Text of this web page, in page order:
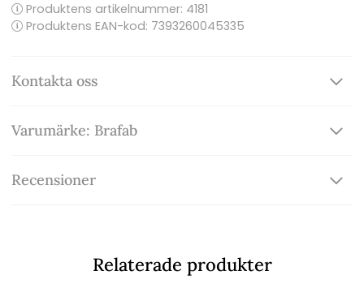
Produktens artikelnummer: 4181
Produktens EAN-kod: 7393260045335
Kontakta oss
Varumärke: Brafab
Recensioner
Relaterade produkter